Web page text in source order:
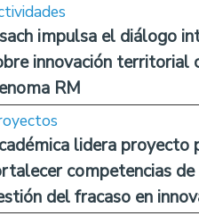
impulsa el diálogo
innovación territorial
RM
lidera proyecto
competencias
del fracaso en